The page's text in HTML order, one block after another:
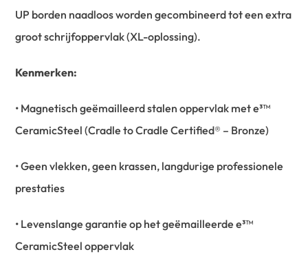
UP borden naadloos worden gecombineerd tot een extra
groot schrijfoppervlak (XL-oplossing).
Kenmerken:
• Magnetisch geëmailleerd stalen oppervlak met e³™
CeramicSteel (Cradle to Cradle Certified® – Bronze)
• Geen vlekken, geen krassen, langdurige professionele
prestaties
• Levenslange garantie op het geëmailleerde e³™
CeramicSteel oppervlak